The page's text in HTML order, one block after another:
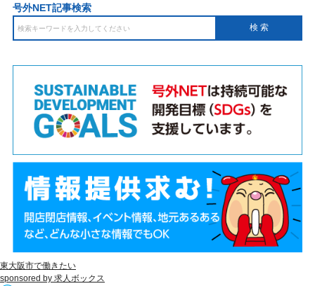
号外NET記事検索
東大阪市で働きたい
sponsored by 求人ボックス